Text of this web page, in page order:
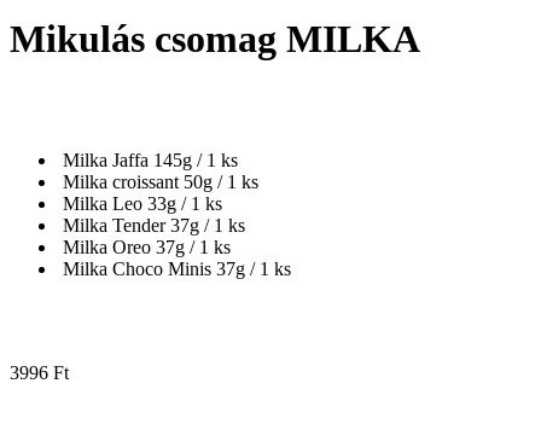
Mikulás csomag MILKA
Milka Jaffa 145g / 1 ks
Milka croissant 50g / 1 ks
Milka Leo 33g / 1 ks
Milka Tender 37g / 1 ks
Milka Oreo 37g / 1 ks
Milka Choco Minis 37g / 1 ks
3996 Ft